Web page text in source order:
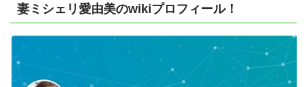
妻ミシェリ愛由美のwikiプロフィール！